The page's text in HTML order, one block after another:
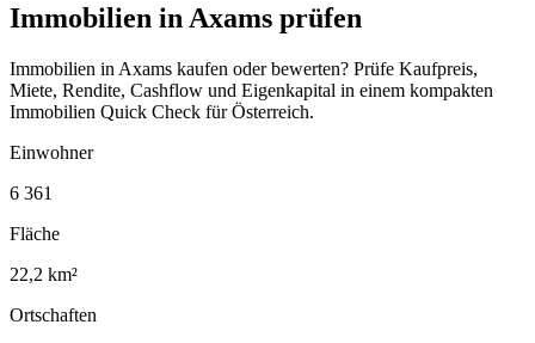
Immobilien in Axams prüfen
Immobilien in Axams kaufen oder bewerten? Prüfe Kaufpreis,
Miete, Rendite, Cashflow und Eigenkapital in einem kompakten
Immobilien Quick Check für Österreich.
Einwohner
6 361
Fläche
22,2 km²
Ortschaften